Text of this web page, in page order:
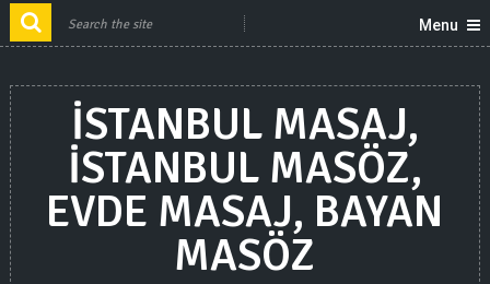
Menu
ISTANBUL MASAJ,
ISTANBUL MASÖZ,
EVDE MASAJ, BAYAN
MASÖZ